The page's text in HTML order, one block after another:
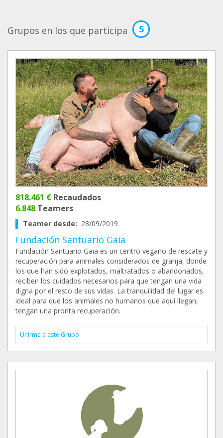
Grupos en los que participa 5
818.461 € Recaudados
6.848 Teamers
Teamer desde: 28/09/2019
Fundación Santuario Gaia
Fundación Santuario Gaia es un centro vegano de rescate y
recuperación para animales considerados de granja, donde
los que han sido explotados, maltratados o abandonados,
reciben los cuidados necesarios para que tengan una vida
digna por el resto de sus vidas. La tranquilidad del lugar es
ideal para que los animales no humanos que aquí llegan,
tengan una pronta recuperación.
Unirme a este Grupo